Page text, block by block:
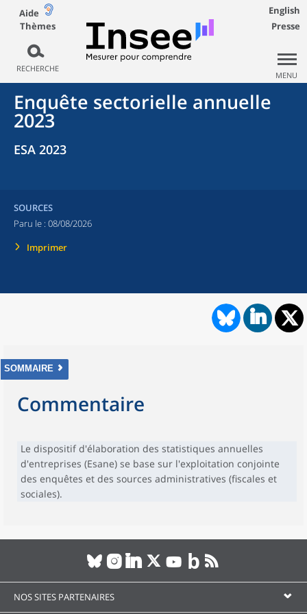
Aide
Thèmes
RECHERCHE
English
Presse
MENU
Enquête sectorielle annuelle
2023
ESA 2023
SOURCES
Paru le : 08/08/2026
Imprimer
SOMMAIRE
Commentaire
Le dispositif d'élaboration des statistiques annuelles
d'entreprises (Esane) se base sur l'exploitation conjointe
des enquêtes et des sources administratives (fiscales et
sociales).
NOS SITES PARTENAIRES